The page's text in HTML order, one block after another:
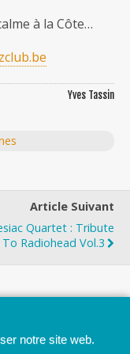
à la Côte…
Yves Tassin
Article Suivant
Quartet : Tribute
To Radiohead Vol.3
notre site web.